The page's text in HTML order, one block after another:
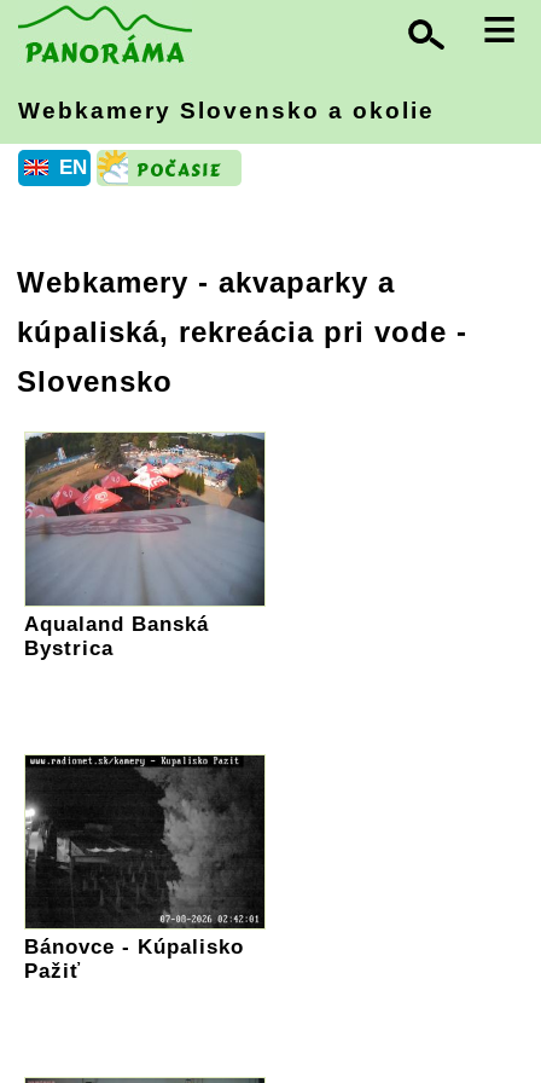
≡
Webkamery Slovensko a okolie
EN
Webkamery - akvaparky a
kúpaliská, rekreácia pri vode -
Slovensko
Aqualand Banská
Bystrica
Bánovce - Kúpalisko
Pažiť